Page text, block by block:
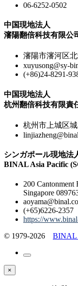
06-6252-0502
中国現地法人
瀋陽翻倍科技有限公
瀋陽市瀋河区
xuyusong@sy-
(+86)24-8291-
中国現地法人
杭州翻倍科技有限責
杭州市上城区
シンガポール現地法
BINAL Asia Pacific
200 Cantonment
Singapore
(+65)6226-2357
https://
© 1979-2026 BINAL
×